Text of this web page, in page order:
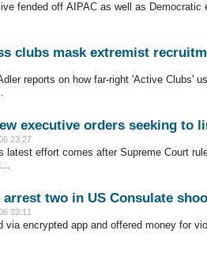
fended off AIPAC as well as
clubs mask extremist
reports on how far-right 'Active Clubs'
executive orders seeking to
23:27
latest effort comes after Supreme Court
two in US Consulate
23:11
via encrypted app and offered money for